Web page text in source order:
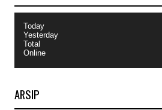
Today
Yesterday
Total
Online
ARSIP